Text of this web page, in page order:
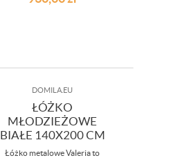
DOMILA.EU
ŁÓŻKO
MŁODZIEŻOWE
BIAŁE 140X200 CM
Łóżko metalowe Valeria to